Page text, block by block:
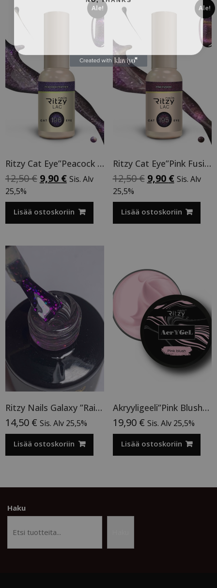
Ale!
Ritzy Cat Eye”Peacock feather”196, geelilakka
12,50€ Alkuperäinen
oli:
12,50 €.
9,90 €Nykyinen
on:
9,90 €.
Sis. Alv
25,5%
Lisää ostoskoriin
Ale!
Ritzy Cat Eye”Pink Fusion”195,geelilakka
12,50€ Alkuperäinen
oli:
12,50 €.
9,90 €Nykyinen
on:
9,90 €.
Sis. Alv
25,5%
Lisää ostoskoriin
Ritzy Nails Galaxy ”Rainbow” 8ml
14,50 € Sis. Alv 25,5%
Lisää ostoskoriin
Akryyligeeli”Pink Blush”15ml
19,90 € Sis. Alv 25,5%
Lisää ostoskoriin
Haku